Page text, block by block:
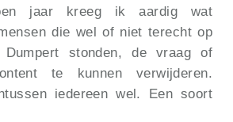
jaar kreeg ik aardig wat
die wel of niet terecht op
stonden, de vraag of
te kunnen verwijderen.
iedereen wel. Een soort